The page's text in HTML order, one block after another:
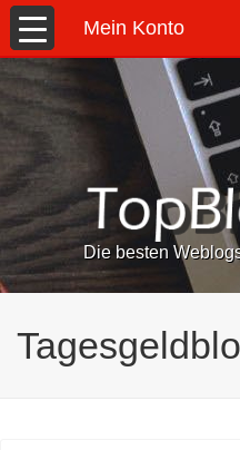
Mein Konto
Die besten